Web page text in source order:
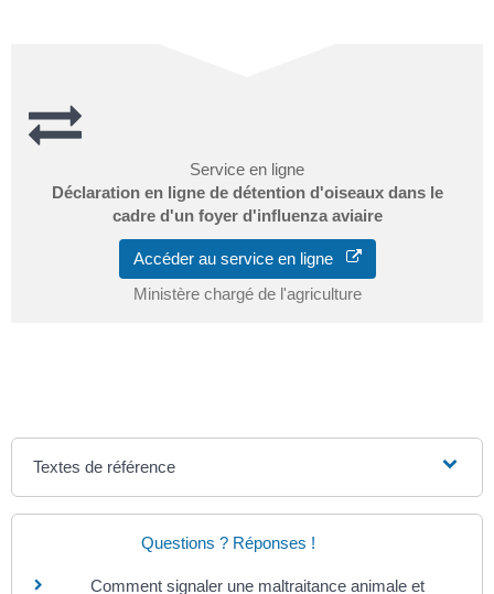
Service en ligne
Déclaration en ligne de détention d'oiseaux dans le
cadre d'un foyer d'influenza aviaire
Accéder au service en ligne
Ministère chargé de l'agriculture
Textes de référence
Questions ? Réponses !
Comment signaler une maltraitance animale et